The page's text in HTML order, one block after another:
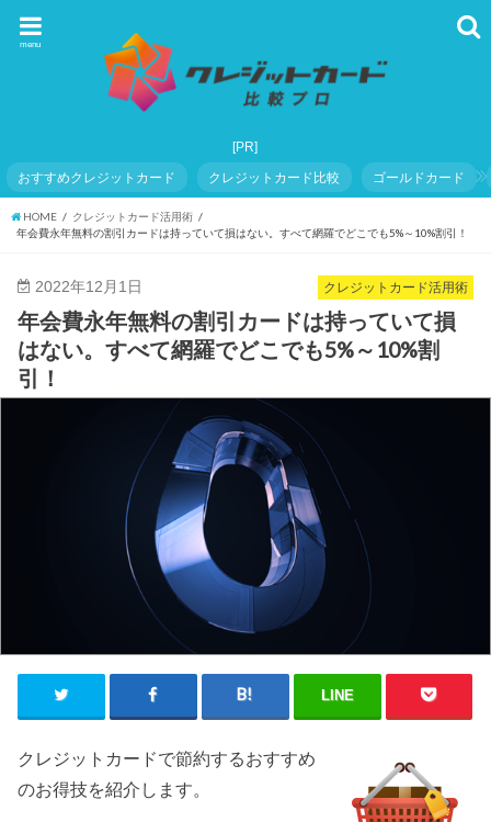
menu
おすすめクレジットカード クレジットカード比較 ゴールドカード
HOME
クレジットカード活用術
年会費永年無料の割引カードは持っていて損はない。すべて網羅でどこでも5%～10%割引！
クレジットカード活用術
2022年12月1日
年会費永年無料の割引カードは持っていて損
はない。すべて網羅でどこでも5%～10%割
引！
LINE
クレジットカードで節約するおすすめ
のお得技を紹介します。